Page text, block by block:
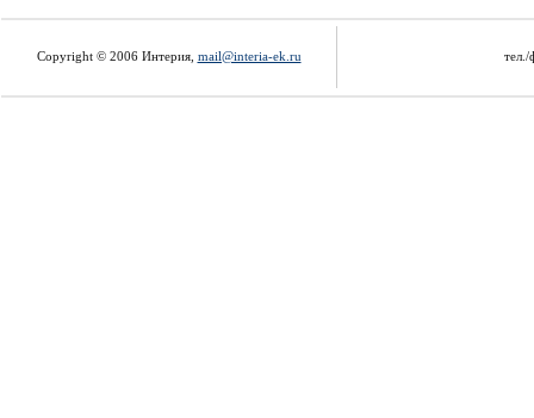
Copyright © 2006 Интерия, mail@interia-ek.ru